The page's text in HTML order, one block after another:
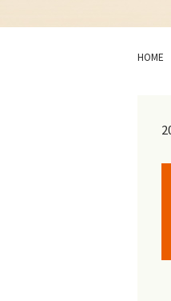
HOME